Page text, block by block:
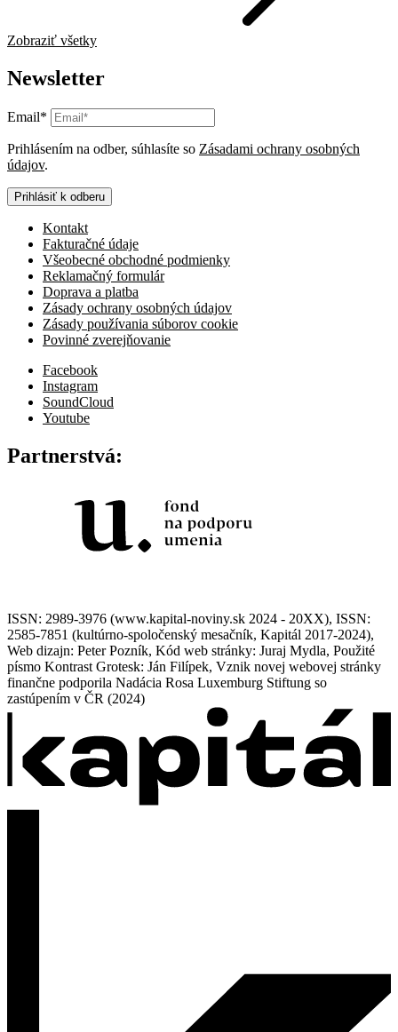
Zobraziť všetky
Newsletter
Email*
Prihlásením na odber, súhlasíte so Zásadami ochrany osobných
údajov.
Prihlásiť k odberu
Kontakt
Fakturačné údaje
Všeobecné obchodné podmienky
Reklamačný formulár
Doprava a platba
Zásady ochrany osobných údajov
Zásady používania súborov cookie
Povinné zverejňovanie
Facebook
Instagram
SoundCloud
Youtube
Partnerstvá:
ISSN: 2989-3976 (www.kapital-noviny.sk 2024 - 20XX), ISSN:
2585-7851 (kultúrno-spoločenský mesačník, Kapitál 2017-2024),
Web dizajn: Peter Pozník, Kód web stránky: Juraj Mydla, Použité
písmo Kontrast Grotesk: Ján Filípek, Vznik novej webovej stránky
finančne podporila Nadácia Rosa Luxemburg Stiftung so
zastúpením v ČR (2024)